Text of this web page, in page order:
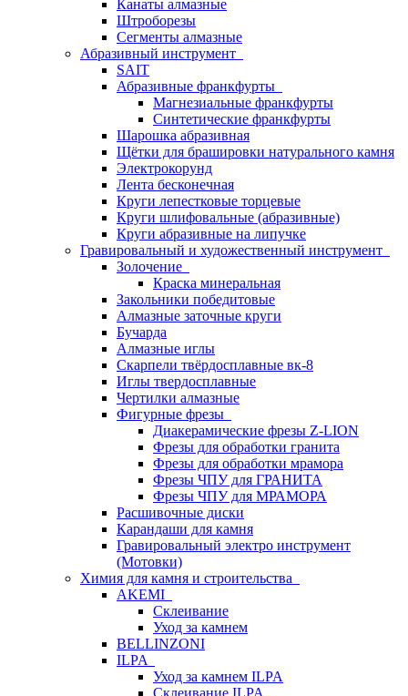
Канаты алмазные
Штроборезы
Сегменты алмазные
Абразивный инструмент
SAIT
Абразивные франкфурты
Магнезиальные франкфурты
Синтетические франкфурты
Шарошка абразивная
Щётки для брашировки натурального камня
Электрокорунд
Лента бесконечная
Круги лепестковые торцевые
Круги шлифовальные (абразивные)
Круги абразивные на липучке
Гравировальный и художественный инструмент
Золочение
Краска минеральная
Закольники победитовые
Алмазные заточные круги
Бучарда
Алмазные иглы
Скарпели твёрдосплавные вк-8
Иглы твердосплавные
Чертилки алмазные
Фигурные фрезы
Диакерамические фрезы Z-LION
Фрезы для обработки гранита
Фрезы для обработки мрамора
Фрезы ЧПУ для ГРАНИТА
Фрезы ЧПУ для МРАМОРА
Расшивочные диски
Карандаши для камня
Гравировальный электро инструмент
(Мотовки)
Химия для камня и строительства
AKEMI
Склеивание
Уход за камнем
BELLINZONI
ILPA
Уход за камнем ILPA
Склеивание ILPA